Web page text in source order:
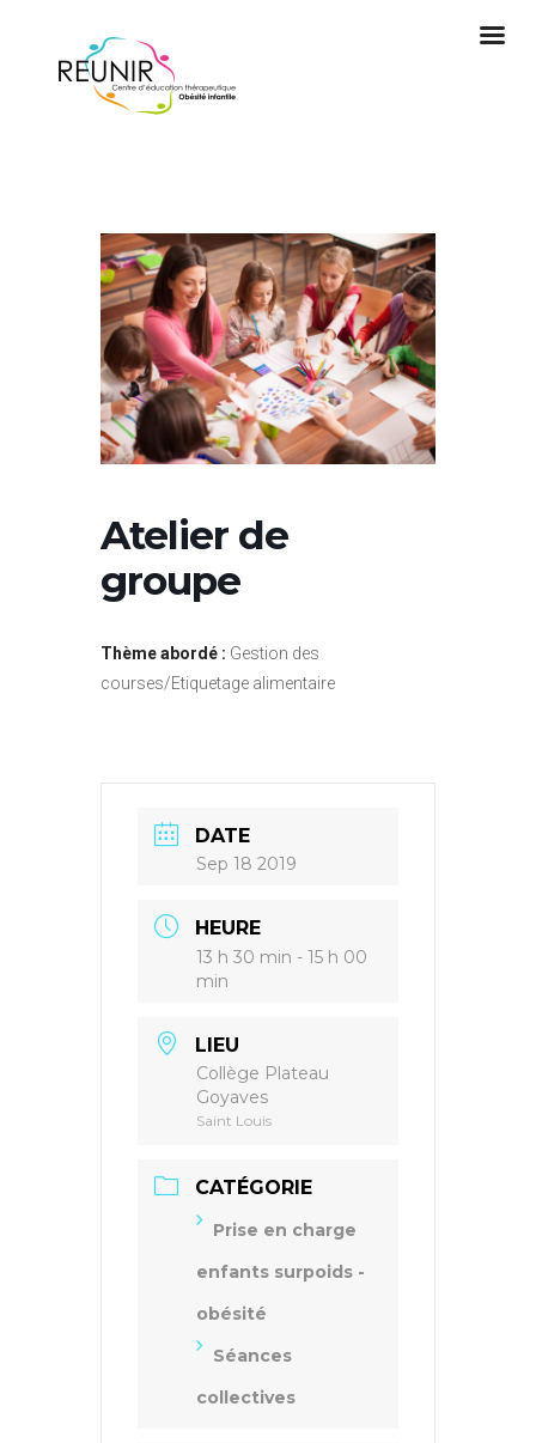
Atelier de
groupe
Thème abordé : Gestion des
courses/Etiquetage alimentaire
DATE
Sep 18 2019
HEURE
13 h 30 min - 15 h 00
min
LIEU
Collège Plateau
Goyaves
Saint Louis
CATÉGORIE
Prise en charge
enfants surpoids -
obésité
Séances
collectives